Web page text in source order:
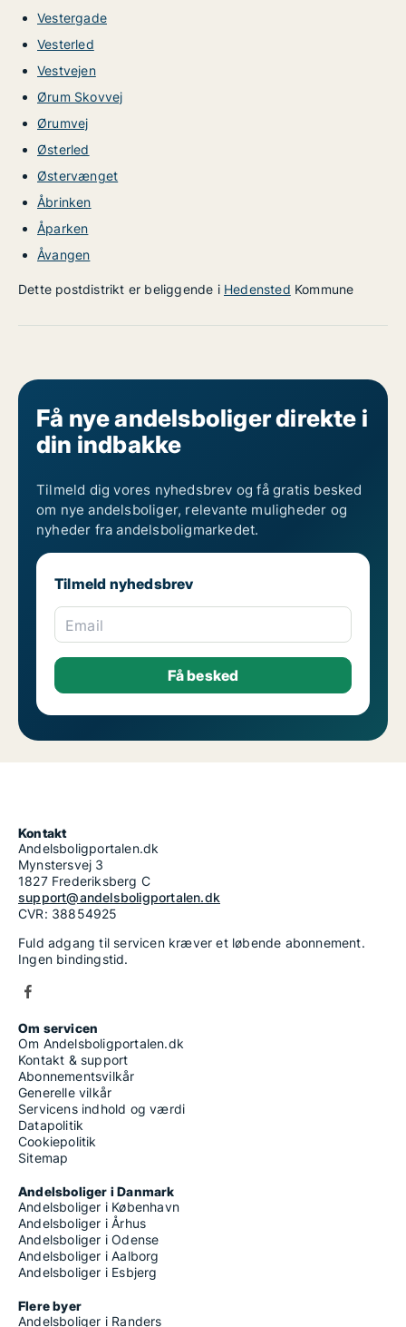
Vestergade
Vesterled
Vestvejen
Ørum Skovvej
Ørumvej
Østerled
Østervænget
Åbrinken
Åparken
Åvangen
Dette postdistrikt er beliggende i Hedensted Kommune
Få nye andelsboliger direkte i
din indbakke
Tilmeld dig vores nyhedsbrev og få gratis besked
om nye andelsboliger, relevante muligheder og
nyheder fra andelsboligmarkedet.
Tilmeld nyhedsbrev
Email
Kontakt
Andelsboligportalen.dk
Mynstersvej 3
1827 Frederiksberg C
support@andelsboligportalen.dk
CVR: 38854925
Fuld adgang til servicen kræver et løbende abonnement.
Ingen bindingstid.
Om servicen
Om Andelsboligportalen.dk
Kontakt & support
Abonnementsvilkår
Generelle vilkår
Servicens indhold og værdi
Datapolitik
Cookiepolitik
Sitemap
Andelsboliger i Danmark
Andelsboliger i København
Andelsboliger i Århus
Andelsboliger i Odense
Andelsboliger i Aalborg
Andelsboliger i Esbjerg
Flere byer
Andelsboliger i Randers